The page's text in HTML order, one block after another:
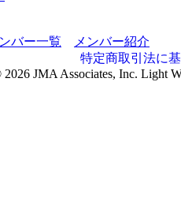
バー一覧 メンバー紹介
特定商取引法に
JMA Associates, Inc. Light